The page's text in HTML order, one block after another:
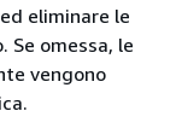
eliminare le
Se omessa, le
vengono